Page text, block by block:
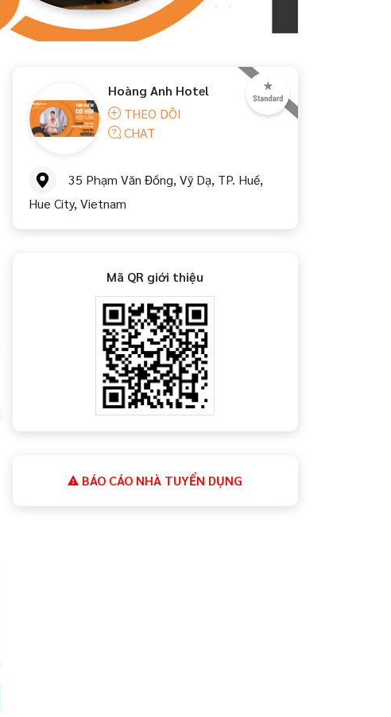
Hoàng Anh Hotel
THEO DÕI
CHAT
35 Phạm Văn Đồng, Vỹ Dạ, TP. Huế,
Hue City, Vietnam
Mã QR giới thiệu
BÁO CÁO NHÀ TUYỂN DỤNG